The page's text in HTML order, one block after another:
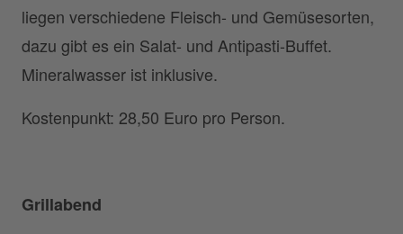
liegen verschiedene Fleisch- und Gemüsesorten,
dazu gibt es ein Salat- und Antipasti-Buffet.
Mineralwasser ist inklusive.
Kostenpunkt: 28,50 Euro pro Person.
Grillabend